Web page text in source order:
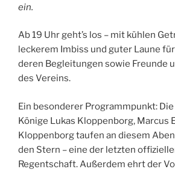
ein.
Ab 19 Uhr geht’s los – mit kühlen
leckerem Imbiss und guter Laune
deren Begleitungen sowie Freunde
des Vereins.
Ein besonderer Programmpunkt:
Könige Lukas Kloppenborg, Marcus
Kloppenborg taufen an diesem
den Stern – eine der letzten
Regentschaft. Außerdem ehrt der